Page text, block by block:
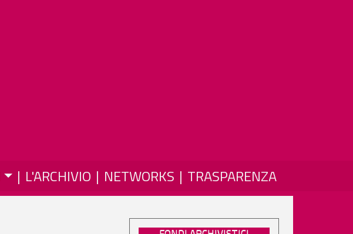
L'ARCHIVIO NETWORKS TRASPARENZA